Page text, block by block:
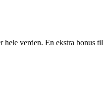
hele verden. En ekstra bonus til